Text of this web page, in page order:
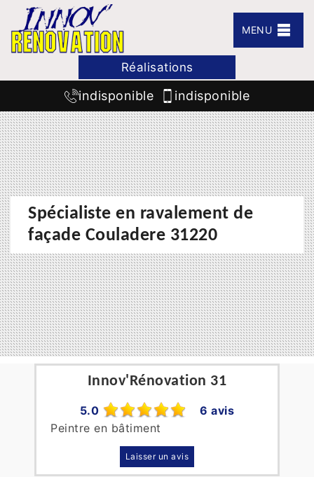
MENU
Réalisations
indisponible indisponible
Spécialiste en ravalement de
façade Couladere 31220
Innov'Rénovation 31
5.0
6 avis
Peintre en bâtiment
Laisser un avis